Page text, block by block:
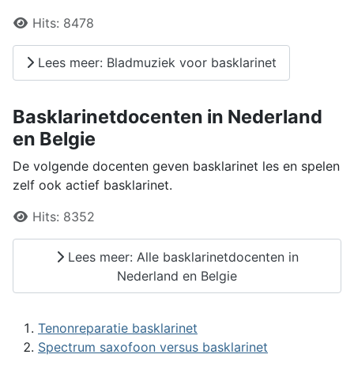
Details
Hits: 8478
Lees meer: Bladmuziek voor basklarinet
Basklarinetdocenten in Nederland
en Belgie
De volgende docenten geven basklarinet les en spelen
zelf ook actief basklarinet.
Details
Hits: 8352
Lees meer: Alle basklarinetdocenten in
Nederland en Belgie
Tenonreparatie basklarinet
Spectrum saxofoon versus basklarinet